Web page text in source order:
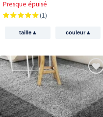
Presque épuisé
(1)
taille▴ couleur▴